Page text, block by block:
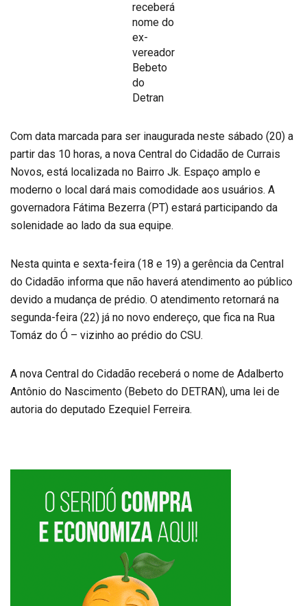
receberá
nome do
ex-
vereador
Bebeto
do
Detran
Com data marcada para ser inaugurada neste sábado (20) a
partir das 10 horas, a nova Central do Cidadão de Currais
Novos, está localizada no Bairro Jk. Espaço amplo e
moderno o local dará mais comodidade aos usuários. A
governadora Fátima Bezerra (PT) estará participando da
solenidade ao lado da sua equipe.
Nesta quinta e sexta-feira (18 e 19) a gerência da Central
do Cidadão informa que não haverá atendimento ao público
devido a mudança de prédio. O atendimento retornará na
segunda-feira (22) já no novo endereço, que fica na Rua
Tomáz do Ó – vizinho ao prédio do CSU.
A nova Central do Cidadão receberá o nome de Adalberto
Antônio do Nascimento (Bebeto do DETRAN), uma lei de
autoria do deputado Ezequiel Ferreira.